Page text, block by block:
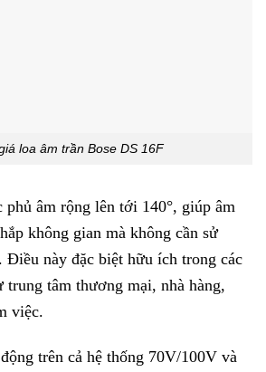
loa âm trần Bose DS 16F
phủ âm rộng lên tới 140°, giúp âm
không gian mà không cần sử
Điều này đặc biệt hữu ích trong các
tâm thương mại, nhà hàng,
việc.
trên cả hệ thống 70V/100V và